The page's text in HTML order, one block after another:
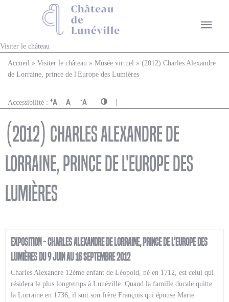
Visiter le château
Vous êtes ici
Accueil » Visiter le château » Musée virtuel » (2012) Charles Alexandre
de Lorraine, prince de l'Europe des Lumières
Accessibilité : -A
A
+A |
(2012) Charles Alexandre de
Lorraine, prince de l'Europe des
Lumières
Exposition - Charles Alexandre de Lorraine, prince de l'Europe des
Lumières du 9 juin au 16 septembre 2012​
Charles Alexandre 12ème enfant de Léopold, né en 1712, est celui qui
résidera le plus longtemps à Lunéville. Quand la famille ducale quitte
la Lorraine en 1736, il suit son frère François qui épouse Marie